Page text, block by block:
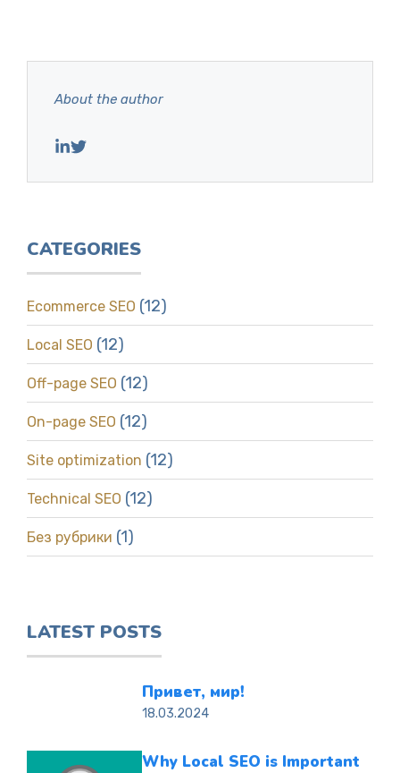
About the author
CATEGORIES
Ecommerce SEO (12)
Local SEO (12)
Off-page SEO (12)
On-page SEO (12)
Site optimization (12)
Technical SEO (12)
Без рубрики (1)
LATEST POSTS
Привет, мир!
18.03.2024
Why Local SEO is Important